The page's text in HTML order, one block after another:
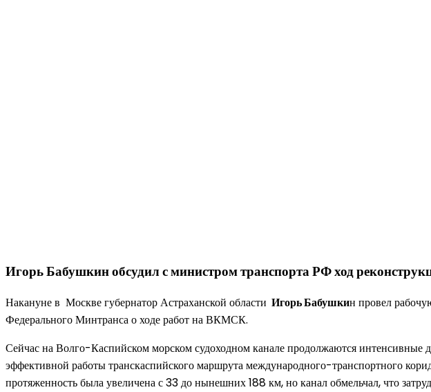
Игорь Бабушкин обсудил с министром транспорта РФ ход
Накануне в Москве губернатор Астраханской области Игорь Бабушкин провел
Федерального Минтранса о ходе работ на ВКМСК.
Сейчас на Волго-Каспийском морском судоходном канале продолжаются интенсивные
эффективной работы транскаспийского маршрута международного-транспортного
протяженность была увеличена с 33 до нынешних 188 км, но канал обмельчал, что